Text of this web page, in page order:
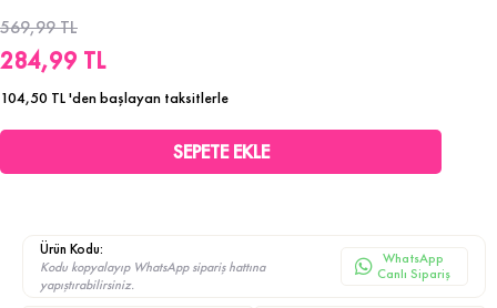
569,99 TL
284,99 TL
104,50 TL'den başlayan taksitlerle
Ürün Kodu:
Kodu kopyalayıp WhatsApp sipariş hattına
yapıştırabilirsiniz.
WhatsApp
Canlı Sipariş